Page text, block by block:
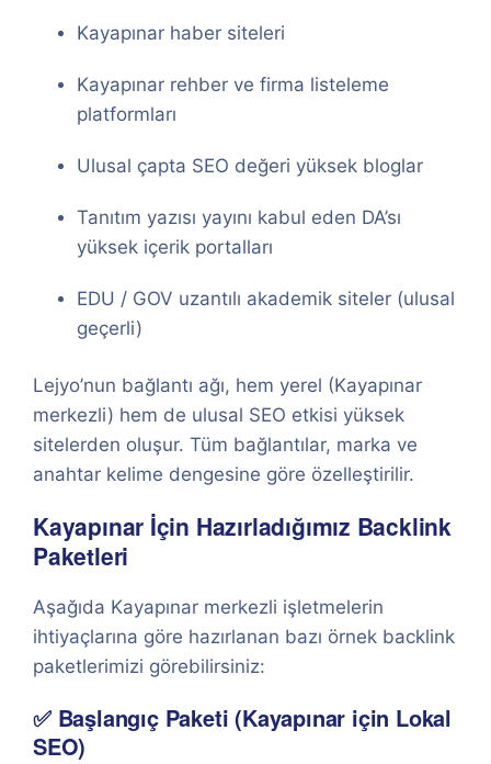
Kayapınar haber siteleri
Kayapınar rehber ve firma listeleme
platformları
Ulusal çapta SEO değeri yüksek bloglar
Tanıtım yazısı yayını kabul eden DA’sı
yüksek içerik portalları
EDU / GOV uzantılı akademik siteler (ulusal
geçerli)
Lejyo’nun bağlantı ağı, hem yerel (Kayapınar
merkezli) hem de ulusal SEO etkisi yüksek
sitelerden oluşur. Tüm bağlantılar, marka ve
anahtar kelime dengesine göre özelleştirilir.
Kayapınar İçin Hazırladığımız Backlink
Paketleri
Aşağıda Kayapınar merkezli işletmelerin
ihtiyaçlarına göre hazırlanan bazı örnek backlink
paketlerimizi görebilirsiniz:
✅ Başlangıç Paketi (Kayapınar için Lokal
SEO)